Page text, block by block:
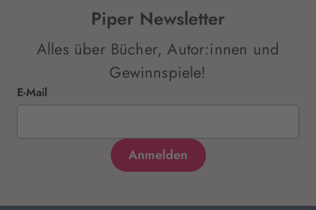
Piper Newsletter
Alles über Bücher, Autor:innen und
Gewinnspiele!
E-Mail